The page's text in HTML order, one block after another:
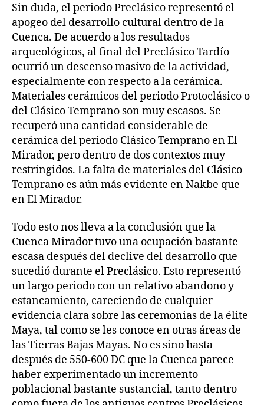
Sin duda, el periodo Preclásico representó el
apogeo del desarrollo cultural dentro de la
Cuenca. De acuerdo a los resultados
arqueológicos, al final del Preclásico Tardío
ocurrió un descenso masivo de la actividad,
especialmente con respecto a la cerámica.
Materiales cerámicos del periodo Protoclásico o
del Clásico Temprano son muy escasos. Se
recuperó una cantidad considerable de
cerámica del periodo Clásico Temprano en El
Mirador, pero dentro de dos contextos muy
restringidos. La falta de materiales del Clásico
Temprano es aún más evidente en Nakbe que
en El Mirador.
Todo esto nos lleva a la conclusión que la
Cuenca Mirador tuvo una ocupación bastante
escasa después del declive del desarrollo que
sucedió durante el Preclásico. Esto representó
un largo periodo con un relativo abandono y
estancamiento, careciendo de cualquier
evidencia clara sobre las ceremonias de la élite
Maya, tal como se les conoce en otras áreas de
las Tierras Bajas Mayas. No es sino hasta
después de 550-600 DC que la Cuenca parece
haber experimentado un incremento
poblacional bastante sustancial, tanto dentro